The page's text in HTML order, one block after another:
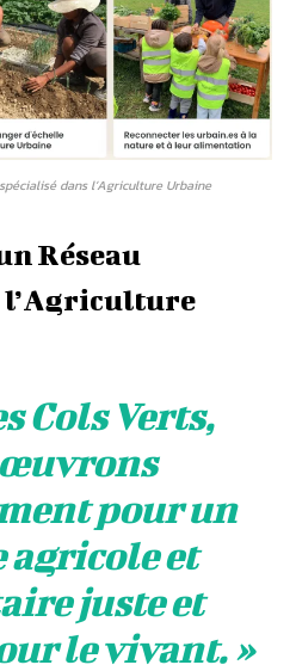
dans l’Agriculture Urbaine
Réseau
l’Agriculture
Cols Verts,
pour un
agricole et
juste et
le vivant. »